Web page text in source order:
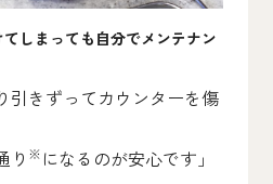
しまっても自分でメンテナン
引きずってカウンターを傷
り ※ になるのが安心です」